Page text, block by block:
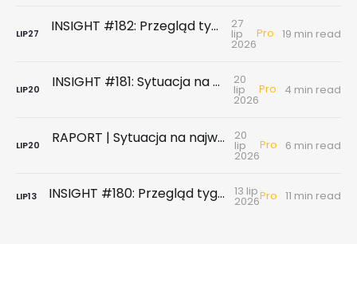
LIP27 INSIGHT #182: Przegląd tygodniowy | Rynek biurowy - powierzchni biurowych nie brakuje, chyba że tych w najnowszym standardzie 27
lip
2026
Pro 19 min read
LIP20 INSIGHT #181: Sytuacja na największych rynkach mieszkaniowych po II kwartale 2026 20
lip
2026
Pro 4 min read
LIP20 RAPORT | Sytuacja na największych rynkach mieszkaniowych po II kwartale 2026 20
lip
2026
Pro 6 min read
LIP13 INSIGHT #180: Przegląd tygodniowy | Badanie ankietowe NBP - rynek wtórny & najem 13 lip
2026Pro 11 min read